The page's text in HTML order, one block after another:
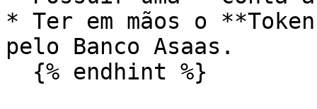
* Ter em mãos o
pelo Banco Asaas.